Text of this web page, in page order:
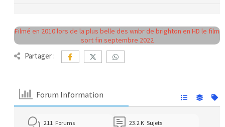
Filmé en 2010 lors de la plus belle des wnbr de brighton en HD le film
sort fin septembre 2022
Partager :
Forum Information
211 Forums 23.2 K Sujets